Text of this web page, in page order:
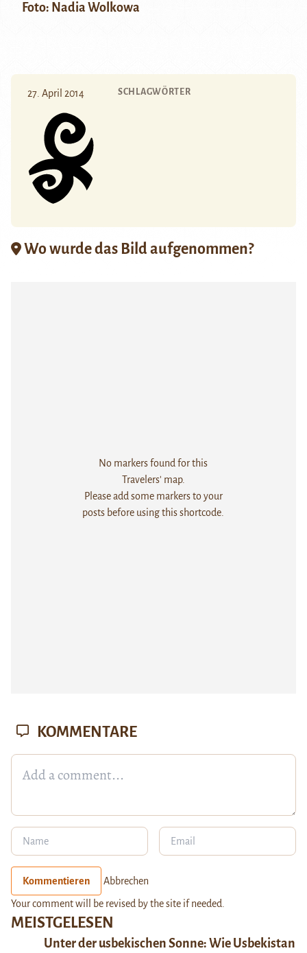
Foto: Nadia Wolkowa
27. April 2014 SCHLAGWÖRTER
Wo wurde das Bild aufgenommen?
No markers found for this
Travelers' map.
Please add some markers to your
posts before using this shortcode.
MEISTGELESEN
Unter der usbekischen Sonne: Wie Usbekistan
KOMMENTARE
Kommentieren Abbrechen
Your comment will be revised by the site if needed.